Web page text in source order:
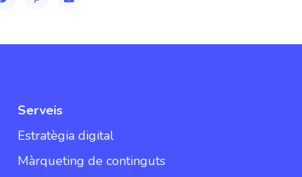
Serveis
Estratègia digital
Màrqueting de continguts